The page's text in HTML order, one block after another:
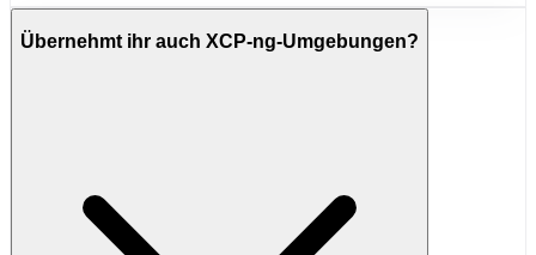
Übernehmt ihr auch XCP-ng-Umgebungen?